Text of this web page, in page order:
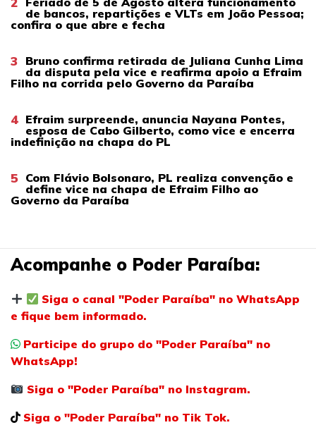
de bancos, repartições e VLTs em João Pessoa;
confira o que abre e fecha
3 Bruno confirma retirada de Juliana Cunha Lima
da disputa pela vice e reafirma apoio a Efraim
Filho na corrida pelo Governo da Paraíba
4 Efraim surpreende, anuncia Nayana Pontes,
esposa de Cabo Gilberto, como vice e encerra
indefinição na chapa do PL
5 Com Flávio Bolsonaro, PL realiza convenção e
define vice na chapa de Efraim Filho ao
Governo da Paraíba
Acompanhe o Poder Paraíba:
Siga o canal "Poder Paraíba" no WhatsApp
e fique bem informado.
Participe do grupo do "Poder Paraíba" no
WhatsApp!
Siga o "Poder Paraíba" no Instagram.
Siga o "Poder Paraíba" no Tik Tok.